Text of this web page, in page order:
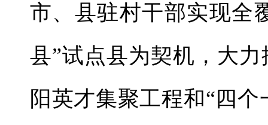
市、县驻村干部实现全
县”试点县为契机，大
阳英才集聚工程和“四